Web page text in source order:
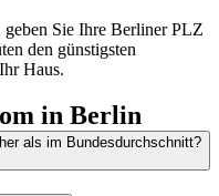
geben Sie Ihre Berliner PLZ
den günstigsten
Haus.
in Berlin
als im Bundesdurchschnitt?